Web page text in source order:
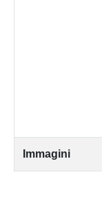
Immagini